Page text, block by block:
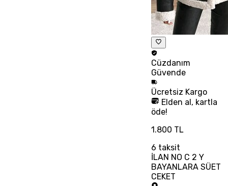
Cüzdanım
Güvende
Ücretsiz Kargo
Elden al, kartla
öde!
1.800 TL
6 taksit
İLAN NO C 2 Y
BAYANLARA SÜET
CEKET